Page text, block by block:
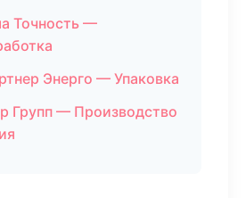
Точность —
Энерго — Упаковка
Групп — Производство